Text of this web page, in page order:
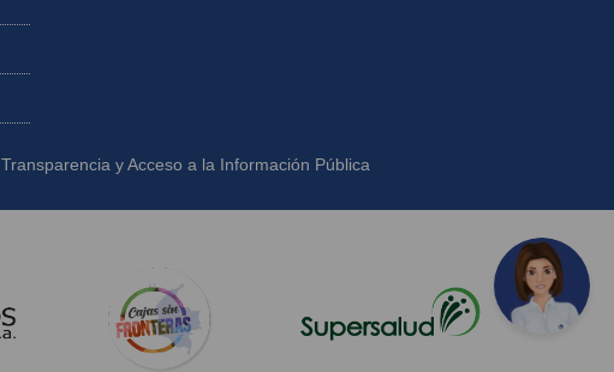
Transparencia y Acceso a la Información Pública